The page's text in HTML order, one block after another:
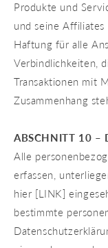
Produkte und
und seine
Haftung für alle
Verbindlichkeiten,
Transaktionen mit
Zusammenhang
ABSCHNITT 10 –
Alle
erfassen,
hier [LINK]
bestimmte